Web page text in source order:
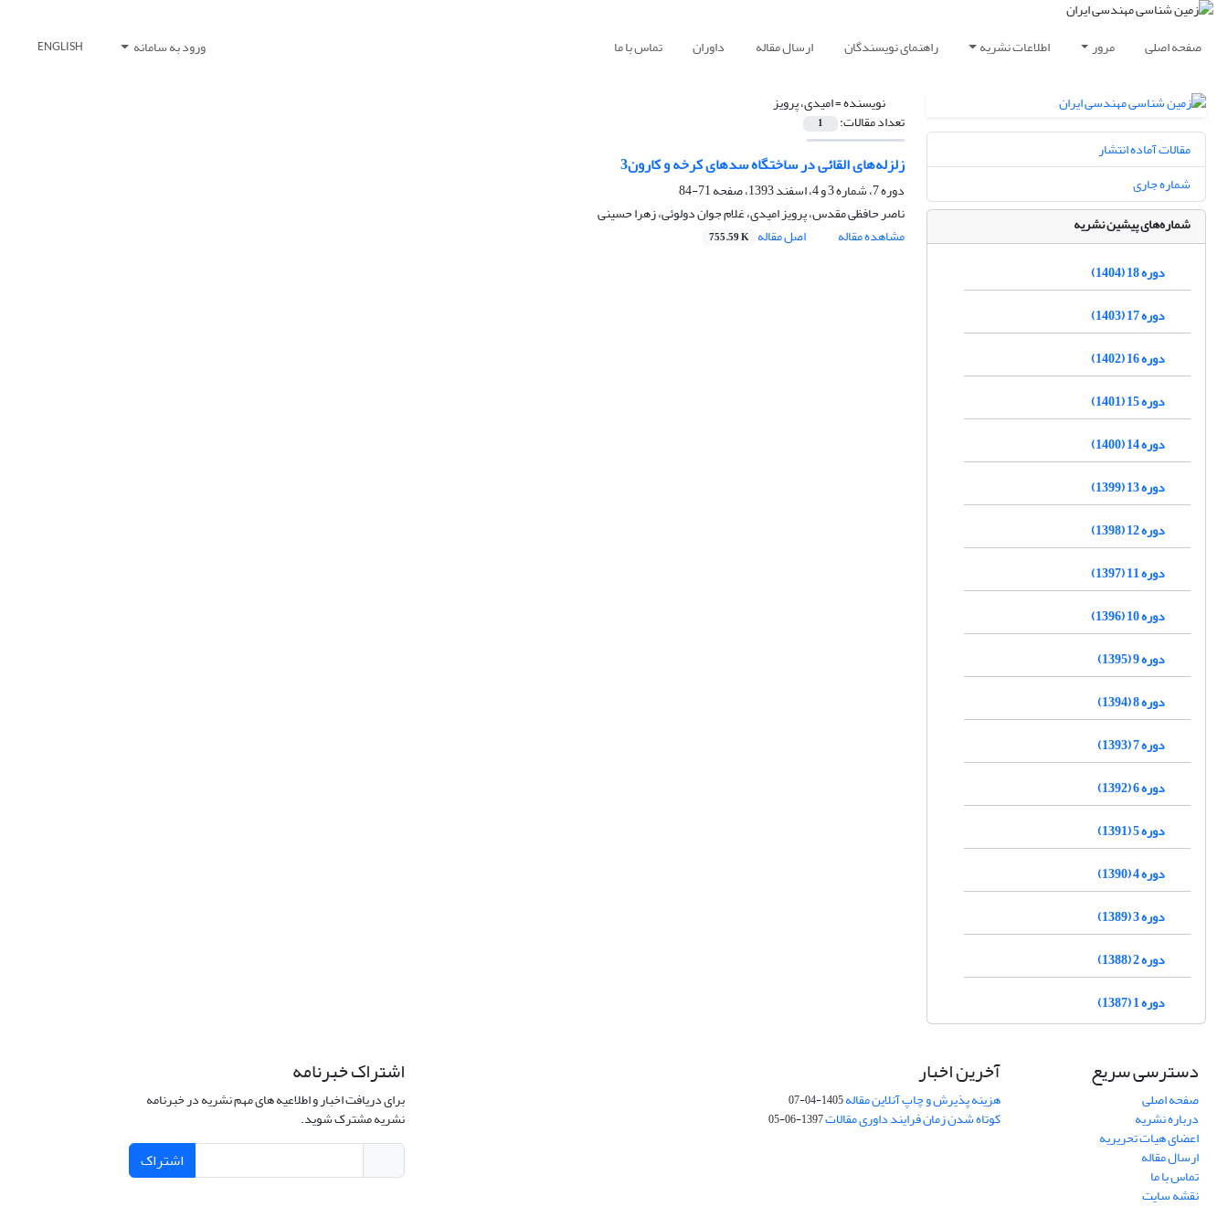
صفحه اصلی مرور اطلاعات نشریه راهنمای نویسندگان ارسال مقاله داوران تماس با ما ورود به سامانه ENGLISH
نویسنده =امیدی، پرویز
تعداد مقالات: 1
زلزله‌های القائی در ساختگاه سدهای کرخه و کارون3
دوره 7، شماره 3 و 4، اسفند 1393، صفحه
71-84
ناصر حافظی مقدس، پرویز امیدی، غلام جوان دولوئی، زهرا حسینی
مشاهده مقاله
اصل مقاله 755.59 K
مقالات آماده انتشار
شماره جاری
شماره‌های پیشین نشریه
دوره 18 (1404)
دوره 17 (1403)
دوره 16 (1402)
دوره 15 (1401)
دوره 14 (1400)
دوره 13 (1399)
دوره 12 (1398)
دوره 11 (1397)
دوره 10 (1396)
دوره 9 (1395)
دوره 8 (1394)
دوره 7 (1393)
دوره 6 (1392)
دوره 5 (1391)
دوره 4 (1390)
دوره 3 (1389)
دوره 2 (1388)
دوره 1 (1387)
دسترسی سریع
صفحه اصلی
درباره نشریه
اعضای هیات تحریریه
ارسال مقاله
تماس با ما
نقشه سایت
آخرین اخبار
هزینه پذیرش و چاپ آنلاین مقاله1405-04-07
کوتاه شدن زمان فرایند داوری مقالات1397-06-05
اشتراک خبرنامه
برای دریافت اخبار و اطلاعیه های مهم نشریه در خبرنامه
نشریه مشترک شوید.
اشتراک